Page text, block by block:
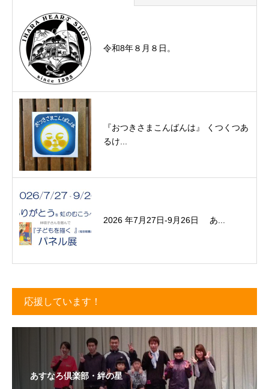
令和8年８月８日。
『おつきさまこんばんは』 くつくつあ
るけ...
2026 年7月27日-9月26日 あ...
応援しています！
あすなろ倶楽部・絆の星